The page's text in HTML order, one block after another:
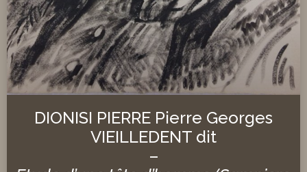
DIONISI PIERRE Pierre Georges
VIEILLEDENT dit
–